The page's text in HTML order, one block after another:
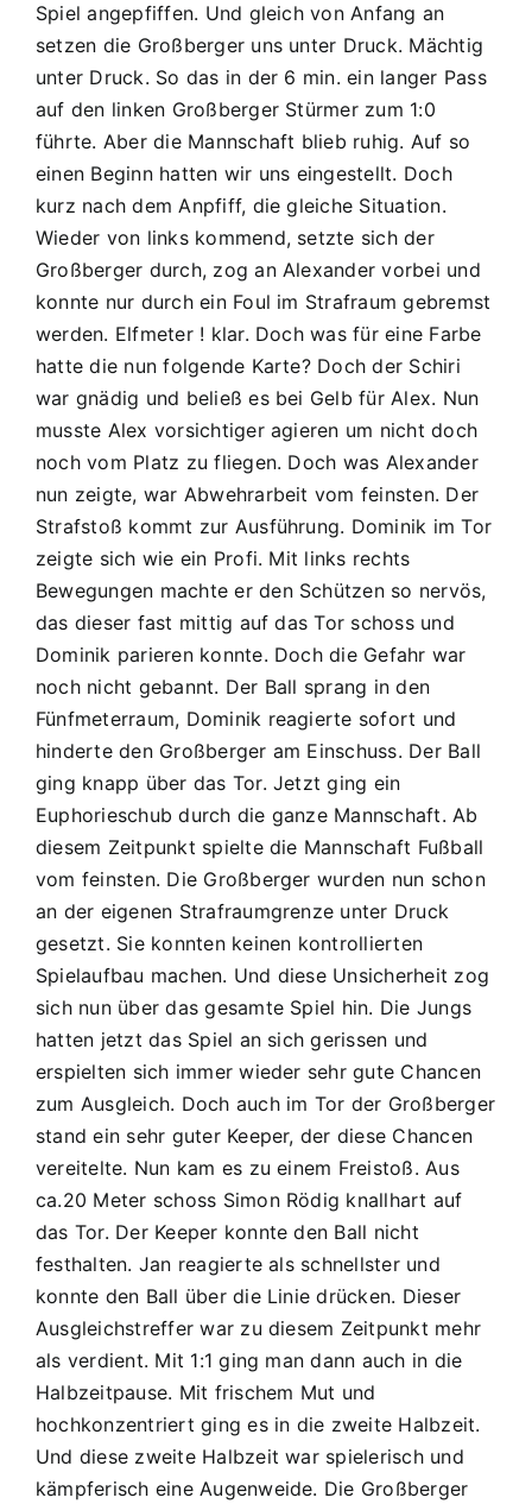
Spiel angepfiffen. Und gleich von Anfang an
setzen die Großberger uns unter Druck. Mächtig
unter Druck. So das in der 6 min. ein langer Pass
auf den linken Großberger Stürmer zum 1:0
führte. Aber die Mannschaft blieb ruhig. Auf so
einen Beginn hatten wir uns eingestellt. Doch
kurz nach dem Anpfiff, die gleiche Situation.
Wieder von links kommend, setzte sich der
Großberger durch, zog an Alexander vorbei und
konnte nur durch ein Foul im Strafraum gebremst
werden. Elfmeter ! klar. Doch was für eine Farbe
hatte die nun folgende Karte? Doch der Schiri
war gnädig und beließ es bei Gelb für Alex. Nun
musste Alex vorsichtiger agieren um nicht doch
noch vom Platz zu fliegen. Doch was Alexander
nun zeigte, war Abwehrarbeit vom feinsten. Der
Strafstoß kommt zur Ausführung. Dominik im Tor
zeigte sich wie ein Profi. Mit links rechts
Bewegungen machte er den Schützen so nervös,
das dieser fast mittig auf das Tor schoss und
Dominik parieren konnte. Doch die Gefahr war
noch nicht gebannt. Der Ball sprang in den
Fünfmeterraum, Dominik reagierte sofort und
hinderte den Großberger am Einschuss. Der Ball
ging knapp über das Tor. Jetzt ging ein
Euphorieschub durch die ganze Mannschaft. Ab
diesem Zeitpunkt spielte die Mannschaft Fußball
vom feinsten. Die Großberger wurden nun schon
an der eigenen Strafraumgrenze unter Druck
gesetzt. Sie konnten keinen kontrollierten
Spielaufbau machen. Und diese Unsicherheit zog
sich nun über das gesamte Spiel hin. Die Jungs
hatten jetzt das Spiel an sich gerissen und
erspielten sich immer wieder sehr gute Chancen
zum Ausgleich. Doch auch im Tor der Großberger
stand ein sehr guter Keeper, der diese Chancen
vereitelte. Nun kam es zu einem Freistoß. Aus
ca.20 Meter schoss Simon Rödig knallhart auf
das Tor. Der Keeper konnte den Ball nicht
festhalten. Jan reagierte als schnellster und
konnte den Ball über die Linie drücken. Dieser
Ausgleichstreffer war zu diesem Zeitpunkt mehr
als verdient. Mit 1:1 ging man dann auch in die
Halbzeitpause. Mit frischem Mut und
hochkonzentriert ging es in die zweite Halbzeit.
Und diese zweite Halbzeit war spielerisch und
kämpferisch eine Augenweide. Die Großberger